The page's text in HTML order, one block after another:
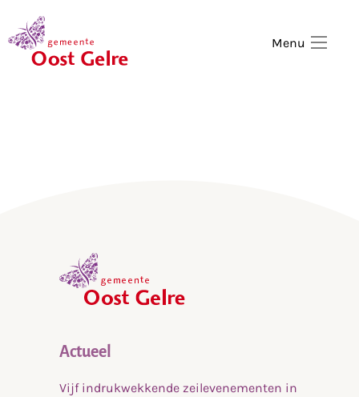
Menu
Actueel
Vijf indrukwekkende zeilevenementen in